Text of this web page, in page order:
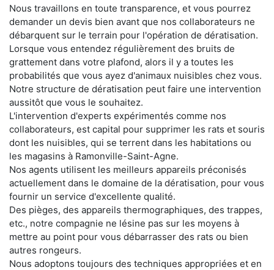
Nous travaillons en toute transparence, et vous pourrez
demander un devis bien avant que nos collaborateurs ne
débarquent sur le terrain pour l'opération de dératisation.
Lorsque vous entendez régulièrement des bruits de
grattement dans votre plafond, alors il y a toutes les
probabilités que vous ayez d'animaux nuisibles chez vous.
Notre structure de dératisation peut faire une intervention
aussitôt que vous le souhaitez.
L'intervention d'experts expérimentés comme nos
collaborateurs, est capital pour supprimer les rats et souris
dont les nuisibles, qui se terrent dans les habitations ou
les magasins à Ramonville-Saint-Agne.
Nos agents utilisent les meilleurs appareils préconisés
actuellement dans le domaine de la dératisation, pour vous
fournir un service d'excellente qualité.
Des pièges, des appareils thermographiques, des trappes,
etc., notre compagnie ne lésine pas sur les moyens à
mettre au point pour vous débarrasser des rats ou bien
autres rongeurs.
Nous adoptons toujours des techniques appropriées et en